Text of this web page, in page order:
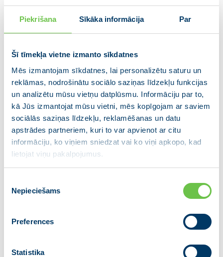
Piekrišana Sīkāka informācija Par
Šī tīmekļa vietne izmanto sīkdatnes
Mēs izmantojam sīkdatnes, lai personalizētu saturu un
reklāmas, nodrošinātu sociālo saziņas līdzekļu funkcijas
un analizētu mūsu vietņu datplūsmu. Informāciju par to,
kā Jūs izmantojat mūsu vietni, mēs kopīgojam ar saviem
sociālās saziņas līdzekļu, reklamēšanas un datu
apstrādes partneriem, kuri to var apvienot ar citu
informāciju, ko viņiem sniedzat vai ko viņi apkopo, kad
lietojat viņu pakalpojumus.
izvēle
Nepieciešams
Preferences
Statistika
uzņēmējiem, kā arī veicinās investīciju
piesaisti Latvijai. Tas ir vēl viens sperts
nodrošina pakalpojumus cilvēkam ērtā
un saprotamā veidā.”
Šobrīd noris darbs pie iestāžu informācijas sistēmu
pielāgošanas, jo no 2026. gada 1. janvāra vienotais
būves reģistrācijas process darbosies visos
gadījumos, kad zemes īpašnieks būvē uz sev
piederošas zemes. Tas attieksies gan uz dzīvojamo
un sabiedrisko ēku būvniecību, gan inženierbūvēm,
gan arī daudzdzīvokļu ēkām (sākotnēji gan neietverot
iekļauta arī jaunbūvju reģistrācija, lai nodrošinātu
jautājumus vēl nepabeigtām būvēm.
Procesa darbība būs pilnībā digitalizēta un notiks pēc
“vienas pieturas aģentūras” principa: sākot ar